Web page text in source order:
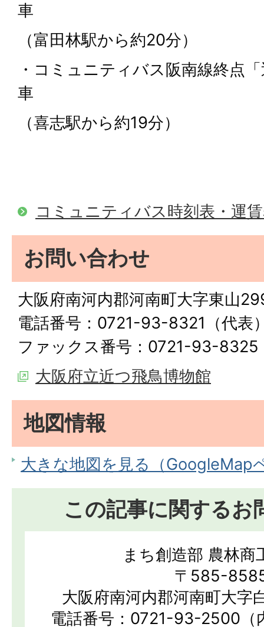
車
（富田林駅から約20分）
・コミュニティバス阪南線終点
車
（喜志駅から約19分）
コミュニティバス時刻表・運
お問い合わせ
大阪府南河内郡河南町大字東山
電話番号：0721-93-8321（代表
ファックス番号：0721-93-8325
大阪府立近つ飛鳥博物館
地図情報
大きな地図を見る（GoogleMap
この記事に関するお
まち創造部 農林商
〒585-
大阪府南河内郡河南町大字
電話番号：0721-93-2500（